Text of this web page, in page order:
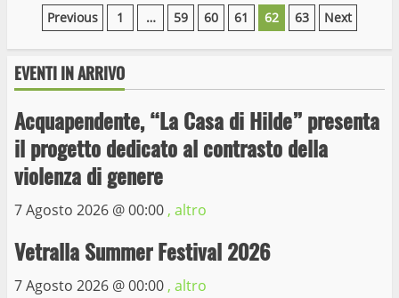
Paginazione
degli
articoli
Previous 1 … 59 60 61 62 63 Next
EVENTI IN ARRIVO
Acquapendente, “La Casa di Hilde” presenta
il progetto dedicato al contrasto della
violenza di genere
7 Agosto 2026 @00:00 , altro
Vetralla Summer Festival 2026
7 Agosto 2026 @00:00 , altro
3
Wiplanet Baseball supera il Napoli
9 Maggio 2023
La Polizia di Stato arresta il ladro seriale
delle auto in sosta a Viterbo